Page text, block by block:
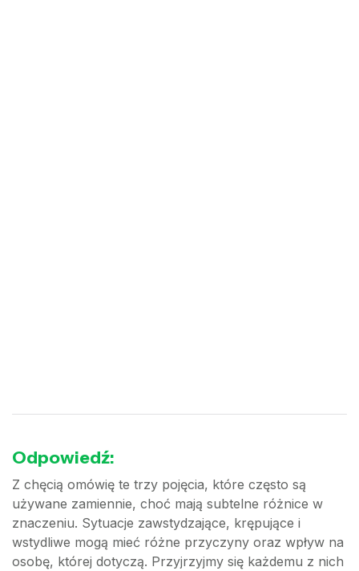
Odpowiedź:
Z chęcią omówię te trzy pojęcia, które często są
używane zamiennie, choć mają subtelne różnice w
znaczeniu. Sytuacje zawstydzające, krępujące i
wstydliwe mogą mieć różne przyczyny oraz wpływ na
osobę, której dotyczą. Przyjrzyjmy się każdemu z nich